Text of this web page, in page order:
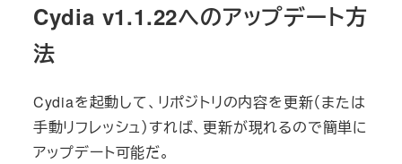
Cydia v1.1.22へのアップデート方
法
Cydiaを起動して、リポジトリの内容を更新（または
手動リフレッシュ）すれば、更新が現れるので簡単に
アップデート可能だ。